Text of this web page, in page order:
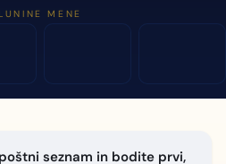
MENE
seznam in bodite prvi,